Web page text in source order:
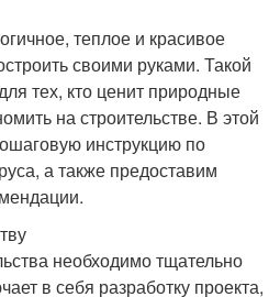
теплое и красивое
своими руками. Такой
тех, кто ценит природные
на строительстве. В этой
инструкцию по
а также предоставим
необходимо тщательно
в себя разработку проекта,